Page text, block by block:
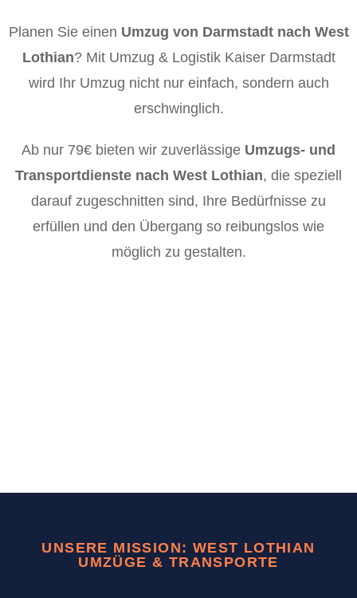
Planen Sie einen Umzug von Darmstadt nach West
Lothian? Mit Umzug & Logistik Kaiser Darmstadt
wird Ihr Umzug nicht nur einfach, sondern auch
erschwinglich.
Ab nur 79€ bieten wir zuverlässige Umzugs- und
Transportdienste nach West Lothian, die speziell
darauf zugeschnitten sind, Ihre Bedürfnisse zu
erfüllen und den Übergang so reibungslos wie
möglich zu gestalten.
UNSERE MISSION: WEST LOTHIAN
UMZÜGE & TRANSPORTE